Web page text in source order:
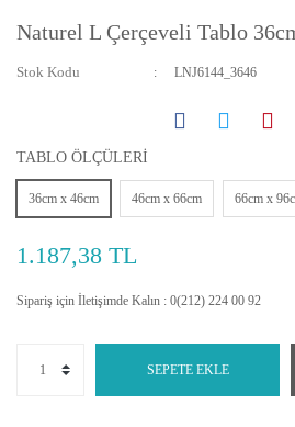
Naturel L Çerçeveli Tablo
Stok Kodu LNJ6144_3646
TABLO ÖLÇÜLERİ
36cm x 46cm 46cm x 66cm 66cm x
1.187,38 TL
Sipariş için İletişimde Kalın : 0(212) 224 00 92
SEPETE EKLE